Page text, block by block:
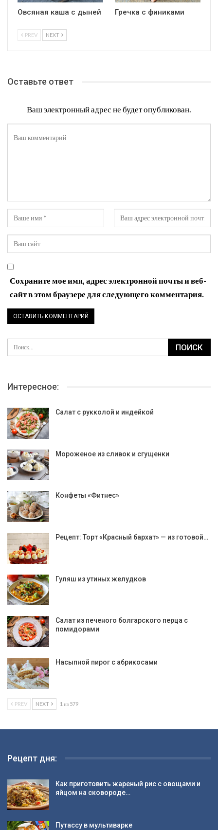
Овсяная каша с дыней Гречка с финиками
PREV NEXT
Оставьте ответ
Ваш электронный адрес не будет опубликован.
Сохраните мое имя, адрес электронной почты и веб-
сайт в этом браузере для следующего комментария.
Интересное:
Салат с рукколой и индейкой
Мороженое из сливок и сгущенки
Конфеты «Фитнес»
Рецепт: Торт «Красный бархат» — из готовой…
Гуляш из утиных желудков
Салат из печеного болгарского перца с
помидорами
Насыпной пирог с абрикосами
PREV NEXT 1 из 579
Рецепт дня:
Как приготовить жареный рис с овощами и
яйцом на сковороде…
Путассу в мультиварке